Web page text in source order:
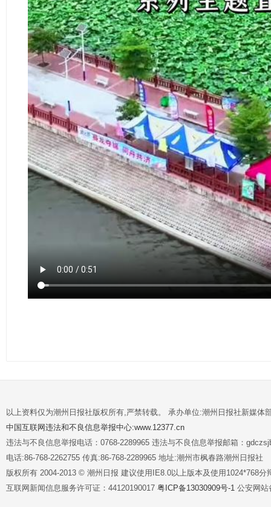
以上资料仅为潮州日报社版权所有,严禁转载。 承办单位:潮州日报社新媒体
中国互联网违法和不良信息举报中心:www.12377.cn
违法与不良信息举报电话：0768-2289965 违法与不良信息举报邮箱：
电话:86-768-2262755 传真:86-768-2289965 地址:潮州市枫春路潮州日报社
版权所有 2004-2013 © 潮州日报 建议使用IE8.0以上版本及使用1024*768分
互联网新闻信息服务许可证：44120190017 粤ICP备13030909号-1 公安网站